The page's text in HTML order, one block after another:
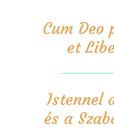
Cum
et
Istennel
és a